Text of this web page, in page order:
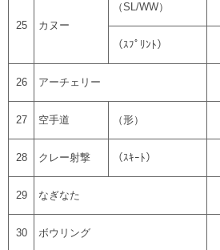
25 カヌー
（SL/WW）
（ｽﾌﾟﾘﾝﾄ）
26 アーチェリー
27 空手道 （形）
28 クレー射撃 （ｽｷｰﾄ）
29 なぎなた
30 ボウリング